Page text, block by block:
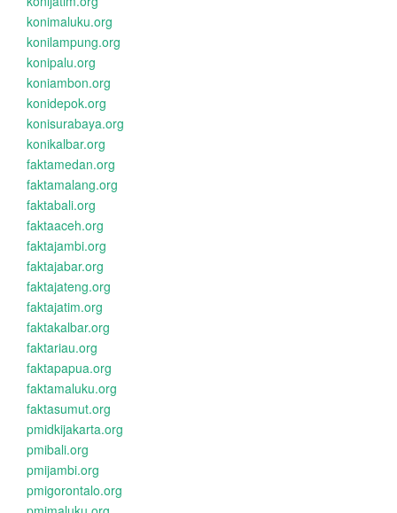
konimaluku.org
konilampung.org
konipalu.org
koniambon.org
konidepok.org
konisurabaya.org
konikalbar.org
faktamedan.org
faktamalang.org
faktabali.org
faktaaceh.org
faktajambi.org
faktajabar.org
faktajateng.org
faktajatim.org
faktakalbar.org
faktariau.org
faktapapua.org
faktamaluku.org
faktasumut.org
pmidkijakarta.org
pmibali.org
pmijambi.org
pmigorontalo.org